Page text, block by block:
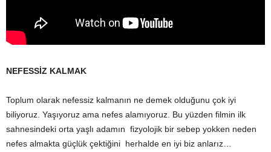
NEFESSİZ KALMAK
Toplum olarak nefessiz kalmanın ne demek olduğunu çok iyi
biliyoruz. Yaşıyoruz ama nefes alamıyoruz. Bu yüzden filmin ilk
sahnesindeki orta yaşlı adamın fizyolojik bir sebep yokken neden
nefes almakta güçlük çektiğini herhalde en iyi biz anlarız…